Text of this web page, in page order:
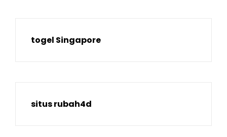
togel Singapore
situs rubah4d